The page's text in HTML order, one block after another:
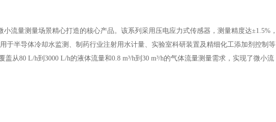
流量测量场景精心打造的核心产品。该系列采用压电应力式传感器，测量精度达±1.5%，
于半导体冷却水监测、制药行业注射用水计量、实验室科研装置及精细化工添加剂控制等
从80 L/h到3000 L/h的液体流量和0.8 m³/h到30 m³/h的气体流量测量需求，实现了微小流